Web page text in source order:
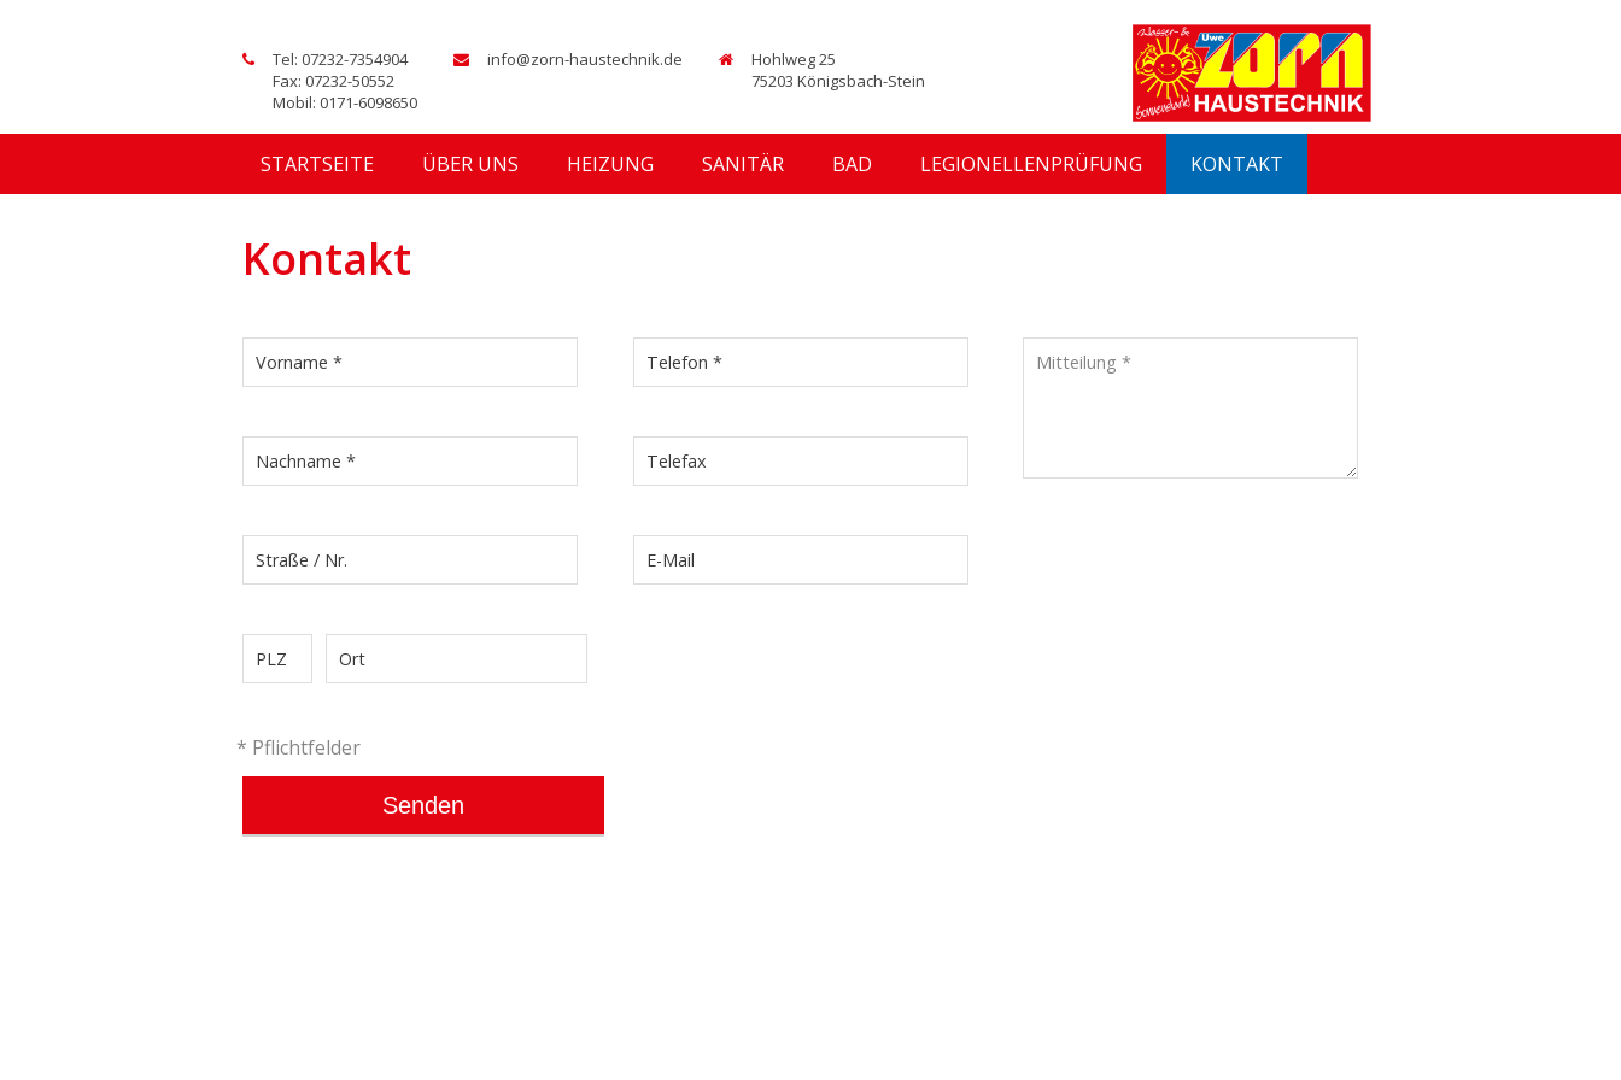
Tel: 07232-7354904
Fax: 07232-50552
Mobil: 0171-6098650
info@zorn-haustechnik.de
Hohlweg 25
75203 Königsbach-Stein
STARTSEITE ÜBER UNS HEIZUNG SANITÄR BAD LEGIONELLENPRÜFUNG KONTAKT
Kontakt
* Pflichtfelder